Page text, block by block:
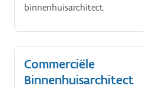
binnenhuisarchitect.
Commerciële
Binnenhuisarchitect